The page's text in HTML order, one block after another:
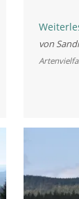
von